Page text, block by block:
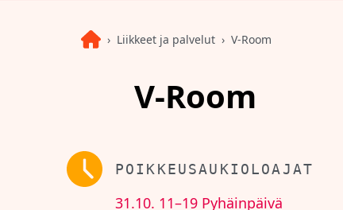
Liikkeet ja palvelut V-Room
V-Room
POIKKEUSAUKIOLOAJAT
31.10. 11–19 Pyhäinpäivä